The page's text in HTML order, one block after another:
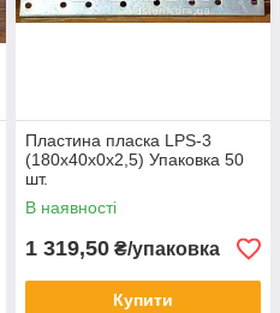
Пластина пласка LPS-3
(180х40х0х2,5) Упаковка 50
шт.
В наявності
1 319,50 ₴/упаковка
Купити